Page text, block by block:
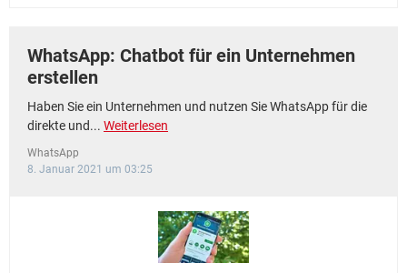
WhatsApp: Chatbot für ein Unternehmen
erstellen
Haben Sie ein Unternehmen und nutzen Sie WhatsApp für die
direkte und... Weiterlesen
WhatsApp
8. Januar 2021 um 03:25